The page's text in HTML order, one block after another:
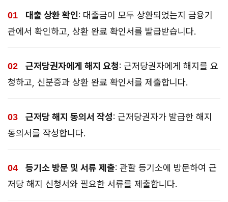
대출 상환 확인: 대출금이 모두 상환되었는지 금융기
관에서 확인하고, 상환 완료 확인서를 발급받습니다.
근저당권자에게 해지 요청: 근저당권자에게 해지를 요
청하고, 신분증과 상환 완료 확인서를 제출합니다.
근저당 해지 동의서 작성: 근저당권자가 발급한 해지
동의서를 작성합니다.
등기소 방문 및 서류 제출: 관할 등기소에 방문하여 근
저당 해지 신청서와 필요한 서류를 제출합니다.